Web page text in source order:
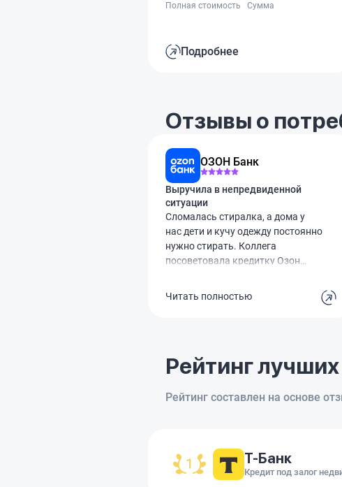
Полная стоимость Сумма
Подробнее
Отзывы о
ОЗОН Банк
Выручила в непредвиденной
ситуации
Сломалась стиралка, а дома у
нас дети и кучу одежду постоянно
нужно стирать. Коллега
посоветовала кредитку Озон
эти деньги за те самые 78 дней
без процентов. Сейчас как раз
эту сумму и гашу, чтобы не
Читать полностью
Рейтинг
Рейтинг составлен на основе
Т-Банк
Кредит под залог